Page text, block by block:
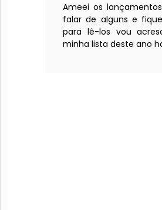
Ameei os
falar de alguns e
para lê-los vou
minha lista deste ano